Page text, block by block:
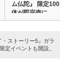
ム仏陀』 限定100
体が即完売に…
ストーリー5』ガラ
定イベントも開設。